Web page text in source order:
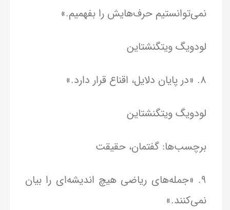
نمی‌توانستیم حرف‌هایش را بفهمیم.»
لودویگ ویتگنشتاین
8. «در پایان دلایل، اقناع قرار دارد.»
لودویگ ویتگنشتاین
برچسب‌ها: گفتمان، حقیقت
9. «جمله‌های ریاضی هیچ اندیشه‌ای را بیان
نمی‌کنند.»